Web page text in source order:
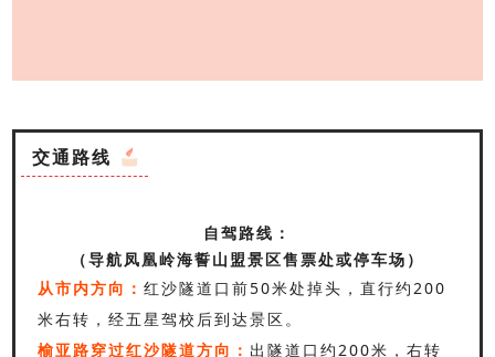
交通路线
自驾路线：
（导航凤凰岭海誓山盟景区售票处或停车场）
从市内方向：红沙隧道口前50米处掉头，直行约200
米右转，经五星驾校后到达景区。
榆亚路穿过红沙隧道方向： 出隧道口约200米，右转